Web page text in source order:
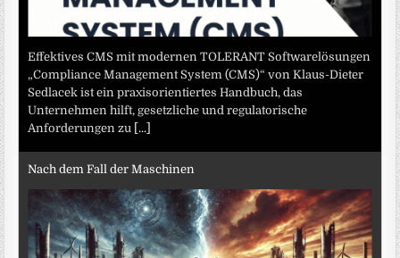
Effektives CMS mit modernen TOLERANT Softwarelösungen
„Compliance Management System (CMS)“ von Klaus-Dieter
Sedlacek ist ein praxisorientiertes Handbuch, das
Unternehmen hilft, gesetzliche und regulatorische
Anforderungen zu [...]
Nach dem Fall der Maschinen